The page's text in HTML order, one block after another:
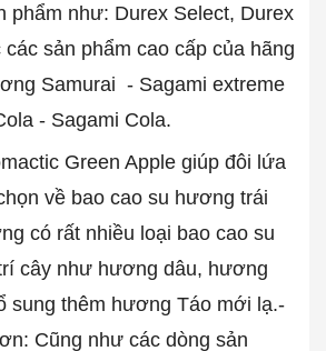
phẩm như: Durex Select, Durex
sản phẩm cao cấp của hãng
Samurai - Sagami extreme
- Sagami Cola.
Green Apple giúp đôi lứa
về bao cao su hương trái
có rất nhiều loại bao cao su
cây như hương dâu, hương
sung thêm hương Táo mới lạ.-
Cũng như các dòng sản